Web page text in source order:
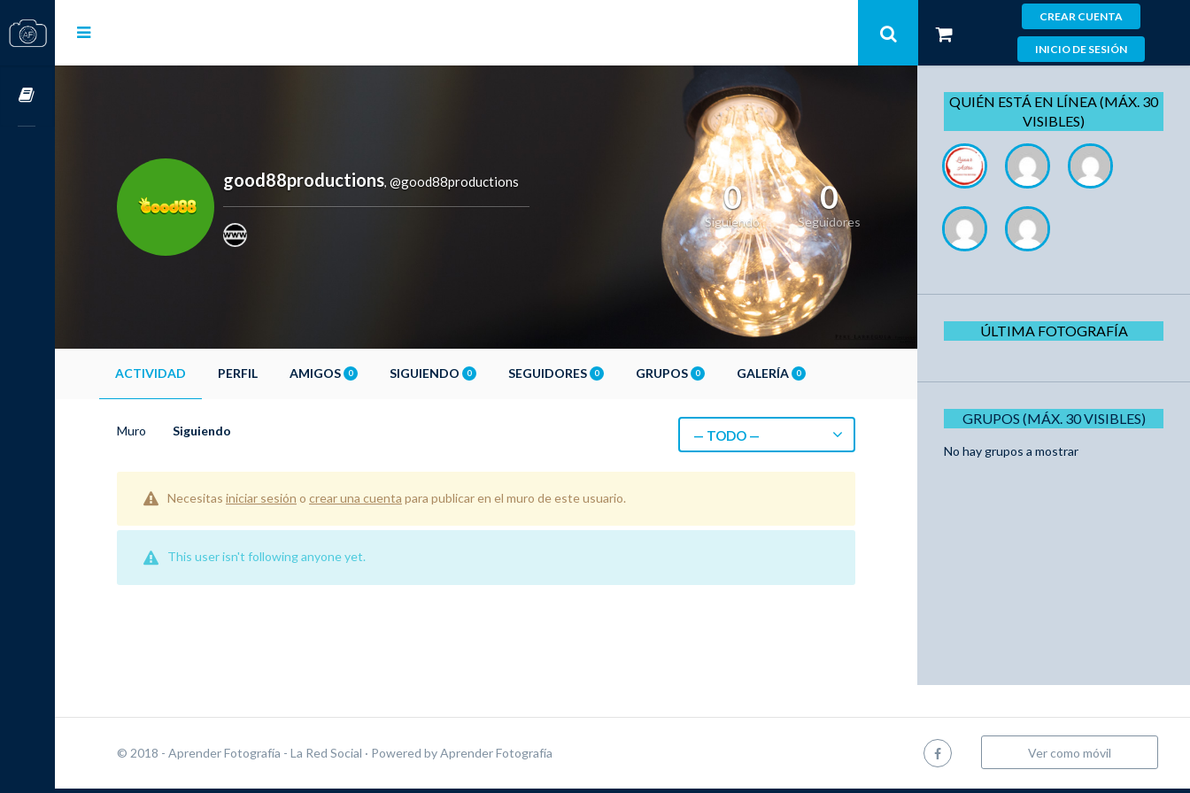
CREAR CUENTA
INICIO DE SESIÓN
good88productions, @good88productions 0
Siguiendo
0
Seguidores
ACTIVIDAD PERFIL AMIGOS 0 SIGUIENDO 0 SEGUIDORES 0 GRUPOS 0 GALERÍA 0
Muro Siguiendo — TODO —
Necesitas iniciar sesión o crear una cuenta para publicar en el muro de este usuario.
This user isn't following anyone yet.
QUIÉN ESTÁ EN LÍNEA (MÁX. 30
VISIBLES)
ÚLTIMA FOTOGRAFÍA
GRUPOS (MÁX. 30 VISIBLES)
No hay grupos a mostrar
© 2018 - Aprender Fotografía - La Red Social · Powered byAprender Fotografía